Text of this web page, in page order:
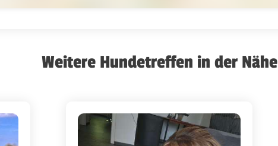
Weitere Hundetreffen in der Nähe